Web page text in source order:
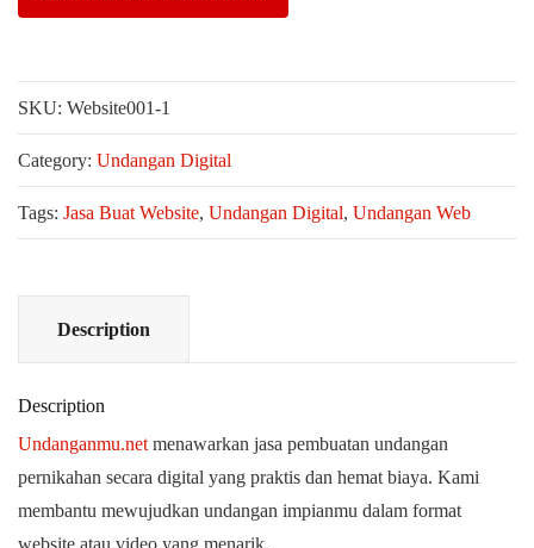
SKU: Website001-1
Category: Undangan Digital
Tags: Jasa Buat Website, Undangan Digital, Undangan Web
Description
Description
Undanganmu.net menawarkan jasa pembuatan undangan
pernikahan secara digital yang praktis dan hemat biaya. Kami
membantu mewujudkan undangan impianmu dalam format